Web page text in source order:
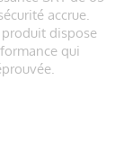
accrue.
dispose
qui